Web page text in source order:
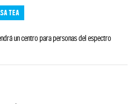
TEA
un centro para personas del espectro